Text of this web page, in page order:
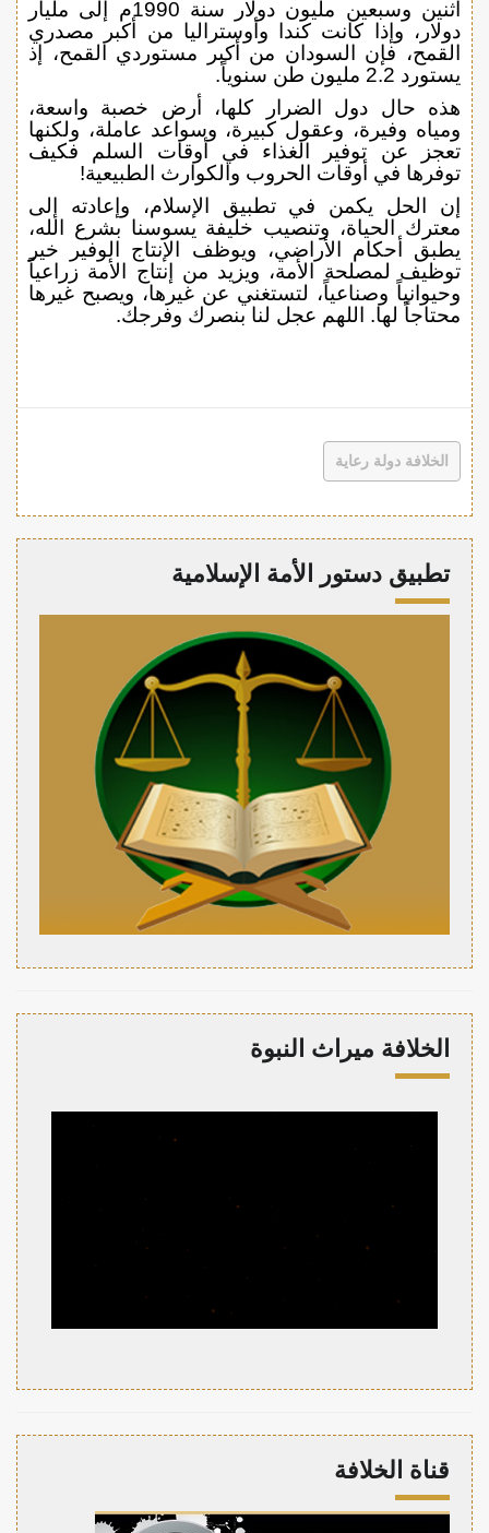
اثنين وسبعين مليون دولار سنة 1990م إلى مليار
دولار، وإذا كانت كندا وأوستراليا من أكبر مصدري
القمح، فإن السودان من أكبر مستوردي القمح، إذ
يستورد 2.2 مليون طن سنوياً.
هذه حال دول الضرار كلها، أرض خصبة واسعة،
ومياه وفيرة، وعقول كبيرة، وسواعد عاملة، ولكنها
تعجز عن توفير الغذاء في أوقات السلم فكيف
توفرها في أوقات الحروب والكوارث الطبيعية!
إن الحل يكمن في تطبيق الإسلام، وإعادته إلى
معترك الحياة، وتنصيب خليفة يسوسنا بشرع الله،
يطبق أحكام الأراضي، ويوظف الإنتاج الوفير خير
توظيف لمصلحة الأمة، ويزيد من إنتاج الأمة زراعياً
وحيوانياً وصناعياً، لتستغني عن غيرها، ويصبح غيرها
محتاجاً لها. اللهم عجل لنا بنصرك وفرجك.
الخلافة دولة رعاية
تطبيق دستور الأمة الإسلامية
الخلافة ميراث النبوة
قناة الخلافة